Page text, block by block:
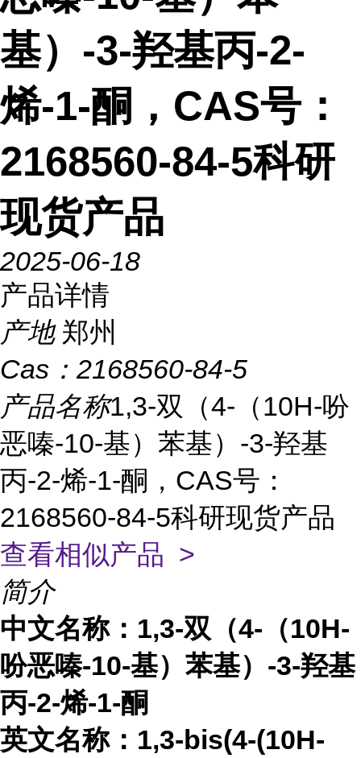
基）-3-羟基丙-2-
烯-1-酮，CAS号：
2168560-84-5科研
现货产品
2025-06-18
产品详情
产地 郑州
Cas： 2168560-84-5
产品名称1,3-双（4-（10H-吩
恶嗪-10-基）苯基）-3-羟基
丙-2-烯-1-酮，CAS号：
2168560-84-5科研现货产品
查看相似产品 >
简介
中文名称： 1,3-双（4-（10H-
吩恶嗪-10-基）苯基）-3-羟基
丙-2-烯-1-酮
英文名称： 1,3-bis(4-(10H-